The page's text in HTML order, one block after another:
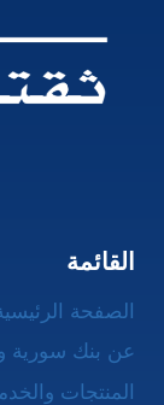
القائمة
الصفحة
عن بنك سورية
المنتجات